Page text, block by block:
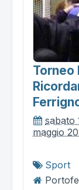
Torneo
sabato
maggio
Sport